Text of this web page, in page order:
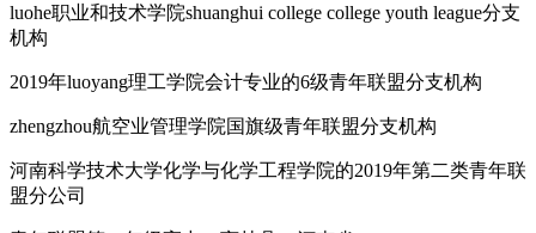
luohe职业和技术学院shuanghui college college youth league分支
机构
2019年luoyang理工学院会计专业的6级青年联盟分支机构
zhengzhou航空业管理学院国旗级青年联盟分支机构
河南科学技术大学化学与化学工程学院的2019年第二类青年联
盟分公司